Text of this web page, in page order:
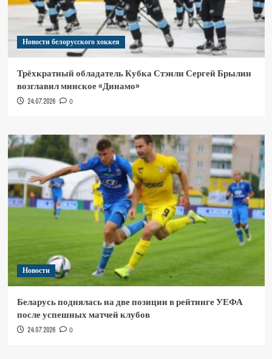
Новости белорусского хоккея
Трёхкратный обладатель Кубка Стэнли Сергей Брылин
возглавил минское «Динамо»
24.07.2026 0
Новости
Беларусь поднялась на две позиции в рейтинге УЕФА
после успешных матчей клубов
24.07.2026 0